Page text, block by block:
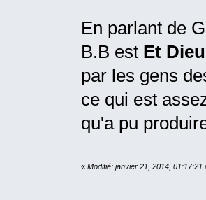
En parlant de
B.B est Et
par les gens
ce qui est
qu'a pu
« Modifié: janvier 21, 2014, 01:17:21